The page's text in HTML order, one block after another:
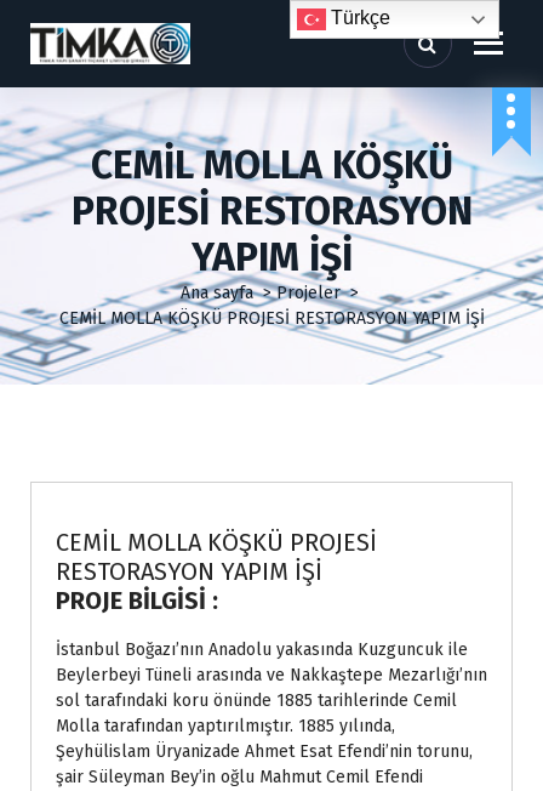
r
ğ
e
g
CEMİL MOLLA KÖŞKÜ
PROJESİ RESTORASYON
YAPIM İŞİ
Ana sayfa>Projeler>
CEMİL MOLLA KÖŞKÜ PROJESİ RESTORASYON YAPIM İŞİ
CEMİL MOLLA KÖŞKÜ PROJESİ
RESTORASYON YAPIM İŞİ
PROJE BİLGİSİ :
İstanbul Boğazı’nın Anadolu yakasında Kuzguncuk ile
Beylerbeyi Tüneli arasında ve Nakkaştepe Mezarlığı’nın
sol tarafındaki koru önünde 1885 tarihlerinde Cemil
Molla tarafından yaptırılmıştır. 1885 yılında,
Şeyhülislam Üryanizade Ahmet Esat Efendi’nin torunu,
şair Süleyman Bey’in oğlu Mahmut Cemil Efendi
Türkçe